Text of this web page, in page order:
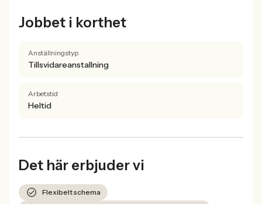
Jobbet i korthet
Anställningstyp
Tillsvidareanstallning
Arbetstid
Heltid
Det här erbjuder vi
Flexibelt schema